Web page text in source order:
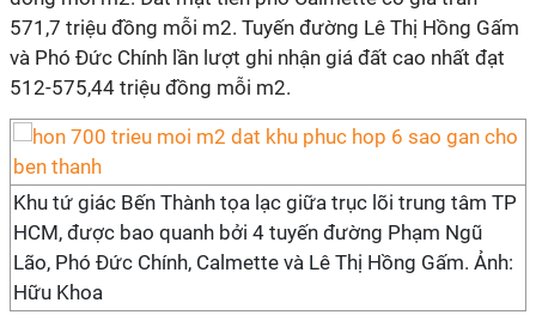
571,7 triệu đồng mỗi m2. Tuyến đường Lê Thị Hồng Gấm
và Phó Đức Chính lần lượt ghi nhận giá đất cao nhất đạt
512-575,44 triệu đồng mỗi m2.
Khu tứ giác Bến Thành tọa lạc giữa trục lõi trung tâm TP
HCM, được bao quanh bởi 4 tuyến đường Phạm Ngũ
Lão, Phó Đức Chính, Calmette và Lê Thị Hồng Gấm. Ảnh:
Hữu Khoa